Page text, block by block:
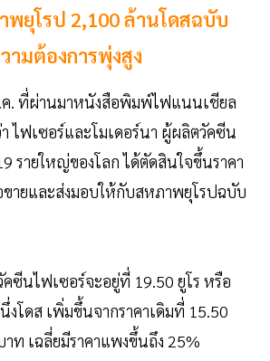
พยุโรป 2,100 ล้านโดสฉบับ
ามต้องการพุ่งสูง
ค. ที่ผ่านมาหนังสือพิมพ์ไฟแนนเชียล
ไฟเซอร์และโมเดอร์นา ผู้ผลิตวัคซีน
รายใหญ่ของโลก ได้ตัดสินใจขึ้นราคา
ายและส่งมอบให้กับสหภาพยุโรปฉบับ
คซีนไฟเซอร์จะอยู่ที่ 19.50 ยูโร หรือ
งโดส เพิ่มขึ้นจากราคาเดิมที่ 15.50
าท เฉลี่ยมีราคาแพงขึ้นถึง 25%